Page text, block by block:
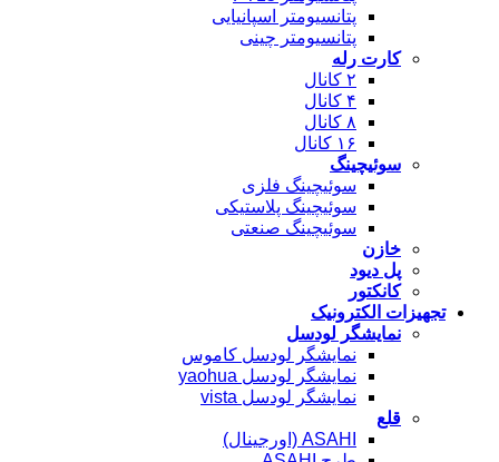
پتانسیومتر اسپانیایی
پتانسیومتر چینی
کارت رله
۲ کانال
۴ کانال
۸ کانال
۱۶ کانال
سوئیچینگ
سوئیچینگ فلزی
سوئیچینگ پلاستیکی
سوئیچینگ صنعتی
خازن
پل دیود
کانکتور
تجهیزات الکترونیک
نمایشگر لودسل
نمایشگر لودسل کاموس
نمایشگر لودسل yaohua
نمایشگر لودسل vista
قلع
ASAHI (اورجینال)